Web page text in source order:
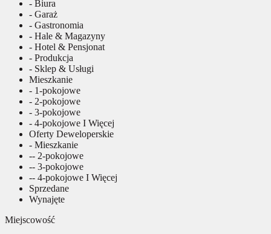
- Biura
- Garaż
- Gastronomia
- Hale & Magazyny
- Hotel & Pensjonat
- Produkcja
- Sklep & Usługi
Mieszkanie
- 1-pokojowe
- 2-pokojowe
- 3-pokojowe
- 4-pokojowe I Więcej
Oferty Deweloperskie
- Mieszkanie
-- 2-pokojowe
-- 3-pokojowe
-- 4-pokojowe I Więcej
Sprzedane
Wynajęte
Miejscowość